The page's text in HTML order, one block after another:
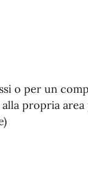
o per un
propria